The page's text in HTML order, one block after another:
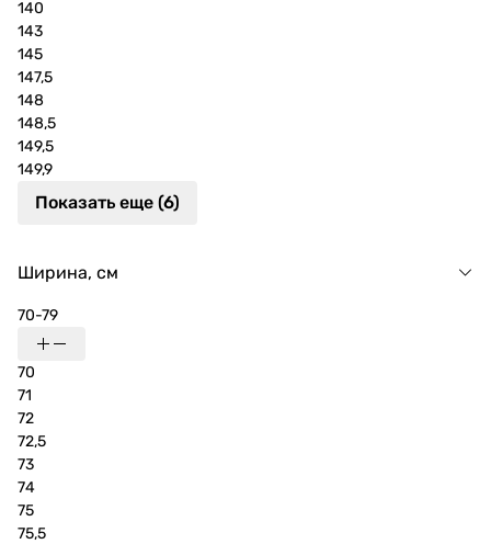
140
143
145
147,5
148
148,5
149,5
149,9
Показать еще (6)
Ширина, см
70-79
70
71
72
72,5
73
74
75
75,5